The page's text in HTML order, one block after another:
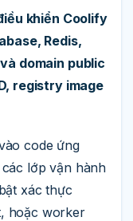
khiển Coolify
Redis,
domain public
registry image
code ứng
lớp vận hành
xác thực
hoặc worker